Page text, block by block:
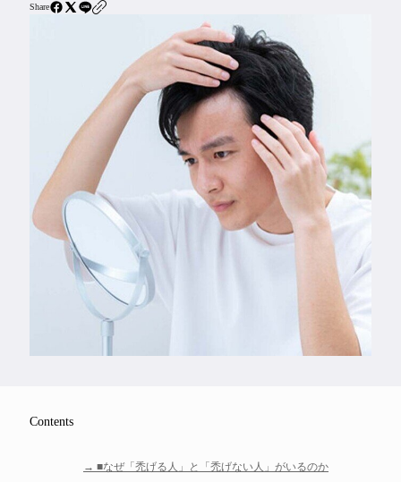
Feature
Series
Share
Contents
■なぜ「禿げる人」と「禿げない人」がいるのか